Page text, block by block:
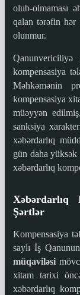
olub-olmaması
qalan tərəfin hər
olunmur.
kompensasiya
Məhkəmənin
kompensasiya
müəyyən
sanksiya
xəbərdarlıq
gün daha yüksək
xəbərdarlıq
Xəbərdarlıq
Şərtlər
Kompensasiya
saylı İş
müqaviləsi
xitam tarixi
xəbərdarlıq